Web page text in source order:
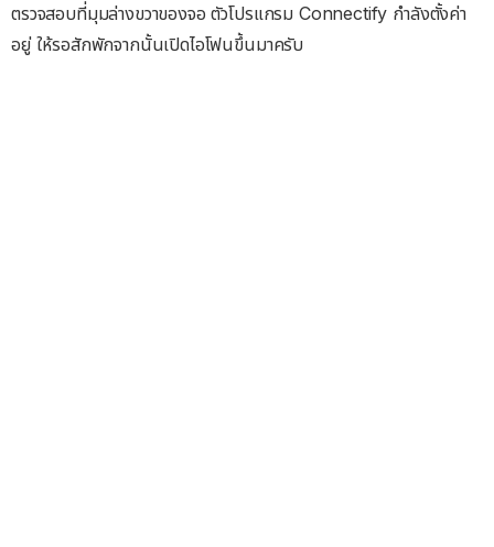
ตรวจสอบที่มุมล่างขวาของจอ ตัวโปรแกรม Connectify กำลังตั้งค่า
อยู่ ให้รอสักพักจากนั้นเปิดไอโฟนขึ้นมาครับ